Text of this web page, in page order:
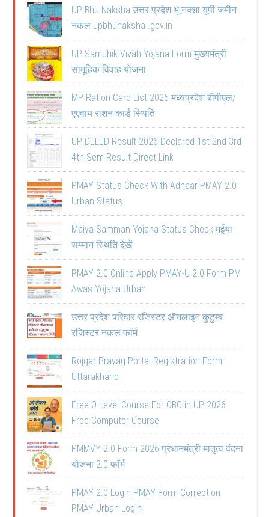
UP Bhu Naksha उत्तर प्रदेश भू नक्शा यूपी जमीन
नकल upbhunaksha .gov.in
UP Samuhik Vivah Yojana Form मुख्यमंत्री
सामूहिक विवाह योजना
MP Ration Card List 2026 मध्यप्रदेश बीपीएल/
एएवाय राशन कार्ड स्थिति
UP DELED Result 2026 Declared 1st 2nd 3rd
4th Sem Result Direct Link
PMAY Status Check With Adhaar PMAY 2.0
Urban Status
Maiya Samman Yojana Status Check मईया
सम्मान स्थिति देखें
PMAY 2.0 Online Apply PMAY-U 2.0 Form PM
Awas Yojana Urban
उत्तर प्रदेश परिवार रजिस्टर ऑनलाइन कुटुम्ब
रजिस्टर नकल फॉर्म
Rojgar Prayag Portal Registration Form
Uttarakhand
Free O Level Course For OBC in UP 2026
Free Computer Course
PMMVY 2.0 Form 2026 प्रधानमंत्री मातृत्व वंदना
योजना 2.0 फॉर्म
PMAY 2.0 Login PMAY Form Correction
PMAY Urban Login